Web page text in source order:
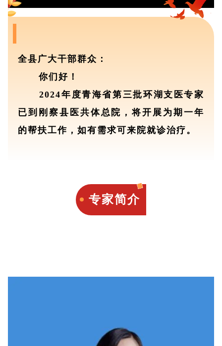
全县广大干部群众：
你们好！
2024年度青海省第三批环湖支医专家
已到刚察县医共体总院，将开展为期一年
的帮扶工作， 如有需求可来院就诊治疗。
专家简介